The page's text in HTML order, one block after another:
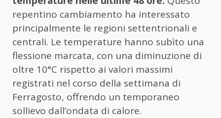
repentino cambiamento ha interessato
principalmente le regioni settentrionali e
centrali. Le temperature hanno subìto una
flessione marcata, con una diminuzione di
oltre 10°C rispetto ai valori massimi
registrati nel corso della settimana di
Ferragosto, offrendo un temporaneo
sollievo dall’ondata di calore.